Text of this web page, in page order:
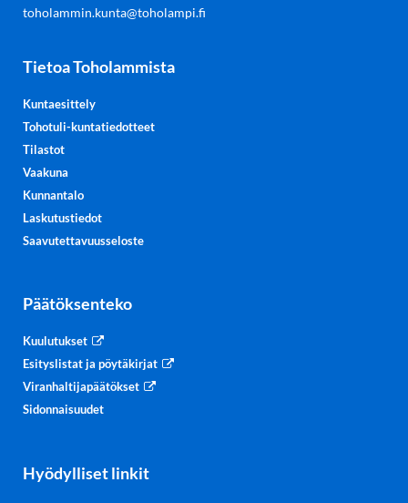
toholammin.kunta@toholampi.fi
Tietoa Toholammista
Kuntaesittely
Tohotuli-kuntatiedotteet
Tilastot
Vaakuna
Kunnantalo
Laskutustiedot
Saavutettavuusseloste
Päätöksenteko
Kuulutukset
Esityslistat ja pöytäkirjat
Viranhaltijapäätökset
Sidonnaisuudet
Hyödylliset linkit